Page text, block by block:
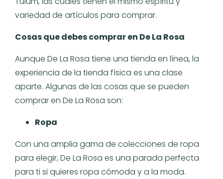
variedad de artículos para comprar.
Cosas que debes comprar en De La Rosa
Aunque De La Rosa tiene una tienda en línea, la
experiencia de la tienda física es una clase
aparte. Algunas de las cosas que se pueden
comprar en De La Rosa son:
Ropa
Con una amplia gama de colecciones de ropa
para elegir, De La Rosa es una parada perfecta
para ti si quieres ropa cómoda y a la moda.